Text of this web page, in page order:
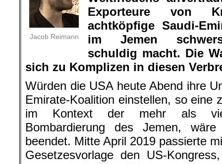
Jacob Reimann
Exporteure von
achtköpfige Saudi-
im Jemen
schuldig macht. Die
sich zu Komplizen in diesen
Würden die USA heute Abend ihre
Emirate-Koalition einstellen, so eine
im Kontext der mehr als
Bombardierung des Jemen,
beendet. Mitte April 2019 passierte
Gesetzesvorlage den US-